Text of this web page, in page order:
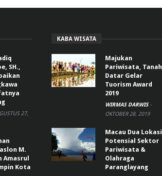
SH.,
27,
M.
Amasrul
Kota
KABA WISATA
Majukan
Pariwisata, Tanah
Datar Gelar
Tuorism Award
2019
WIRMAS DARWIS -
OKTOBER 28, 2019
Macau Dua Lokasi
Potensial Sektor
Pariwisata &
Olahraga
Paranglayang